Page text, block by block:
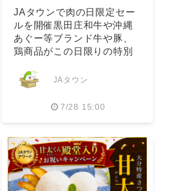
JAタウンで肉の日限定セー
ルを開催黒田庄和牛や沖縄
あぐー等ブランド牛や豚、
鶏商品がこの日限りの特別
JAタウン
7/28 15:00